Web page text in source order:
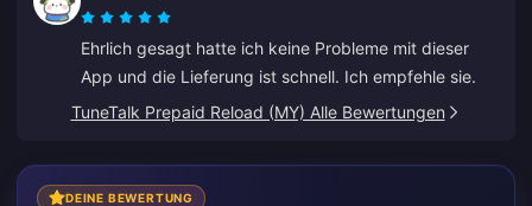
Ehrlich gesagt hatte ich keine Probleme mit dieser
App und die Lieferung ist schnell. Ich empfehle sie.
TuneTalk Prepaid Reload (MY) Alle Bewertungen
DEINE BEWERTUNG